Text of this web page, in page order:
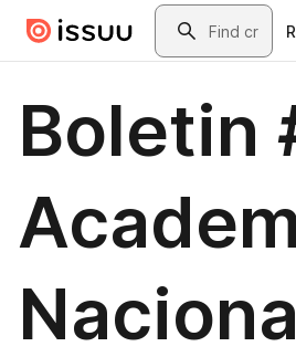
Skip to main contentSearch
Boletin